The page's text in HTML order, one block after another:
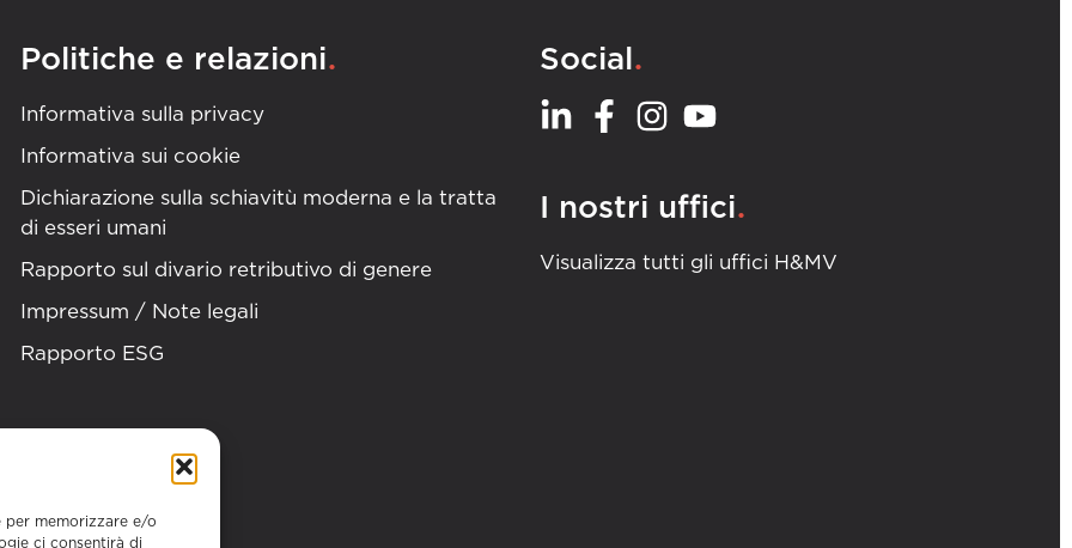
per memorizzare e/o
ci consentirà di
Politiche e relazioni.
Informativa sulla privacy
Informativa sui cookie
Dichiarazione sulla schiavitù moderna e la tratta
di esseri umani
Rapporto sul divario retributivo di genere
Impressum / Note legali
Rapporto ESG
Social .
I nostri uffici.
Visualizza tutti gli uffici H&MV